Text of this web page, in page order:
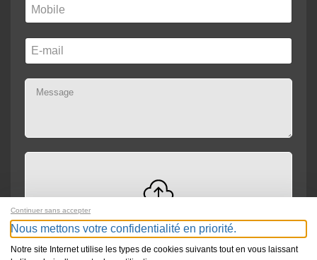
Drag and drop files here or
Max file size: 300MB
Continuer sans accepter
Nous mettons votre confidentialité en priorité.
Notre site Internet utilise les types de cookies suivants tout en vous laissant